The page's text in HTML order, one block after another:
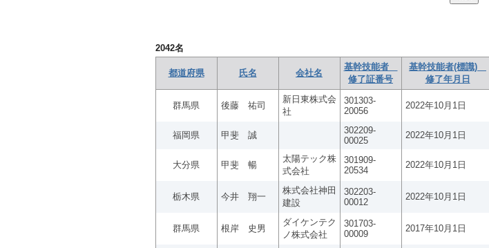
2042名
都道府県 氏名 会社名
基幹技能者
修了証番号
基幹技能者(標識)
修了年月日
群馬県 後藤 祐司
新日東株式会
社
301303-
20056
2022年10月1日
福岡県 甲斐 誠
302209-
00025
2022年10月1日
大分県 甲斐 暢
太陽テック株
式会社
301909-
20534
2022年10月1日
栃木県 今井 翔一
株式会社神田
建設
302203-
00012
2022年10月1日
群馬県 根岸 史男
ダイケンテク
ノ株式会社
301703-
00009
2017年10月1日